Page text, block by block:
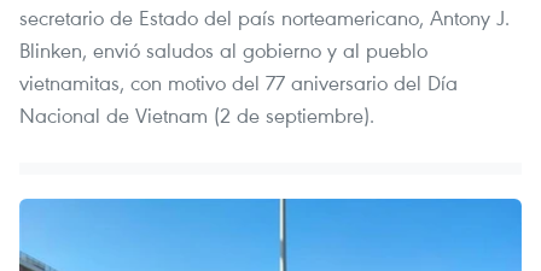
secretario de Estado del país norteamericano, Antony J.
Blinken, envió saludos al gobierno y al pueblo
vietnamitas, con motivo del 77 aniversario del Día
Nacional de Vietnam (2 de septiembre).